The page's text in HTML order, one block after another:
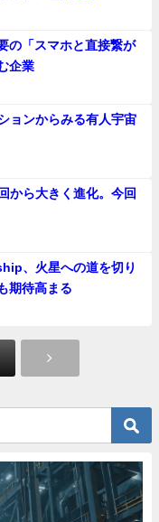
の「スマホと直接繋が
企業
ョンからみる有人宇宙
から大きく進化。今回
、火星への道を切り
期待高まる